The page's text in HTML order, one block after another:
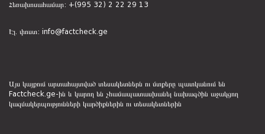
Հեռախոսահամար: +(995 32) 2 22 29 13
Էլ. փոստ: info@factcheck.ge
Այս կայքում արտահայտված տեսակետներն ու մտքերը պատկանում են
Factcheck.ge-ին և կարող են չհամապատասխանել նախագծին աջակցող
կազմակերպությունների կարծիքներին ու տեսակետներին